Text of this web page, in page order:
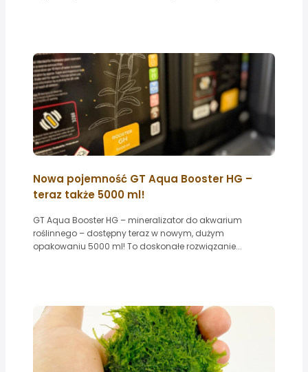
Nowa pojemność GT Aqua Booster HG –
teraz także 5000 ml!
GT Aqua Booster HG – mineralizator do akwarium
roślinnego – dostępny teraz w nowym, dużym
opakowaniu 5000 ml! To doskonałe rozwiązanie...